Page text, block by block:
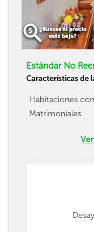
Estándar No
Características de
Habitaciones
Matrimoniales